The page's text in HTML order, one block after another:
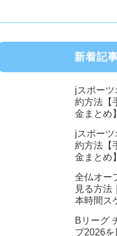
新着記
jスポー
約方法【
金まとめ】
jスポー
約方法【
金まとめ】
全仏オー
見る方法
本時間ス
Bリーグ
プ2026を